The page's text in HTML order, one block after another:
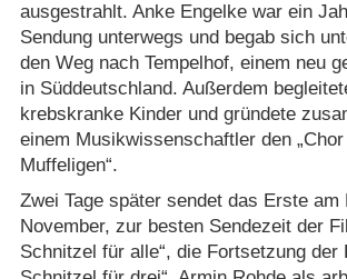
ausgestrahlt. Anke Engelke war ein
Sendung unterwegs und begab sich
den Weg nach Tempelhof, einem neu
in Süddeutschland. Außerdem
krebskranke Kinder und gründete
einem Musikwissenschaftler den
Muffeligen“.
Zwei Tage später sendet das Erste am
November, zur besten Sendezeit der
Schnitzel für alle“, die Fortsetzung der